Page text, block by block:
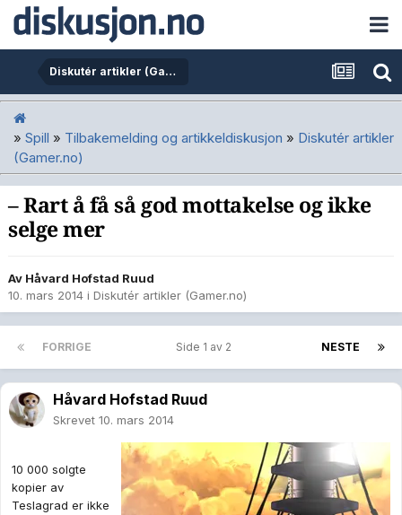
Diskutér artikler (Gamer.no)
» Spill » Tilbakemelding og artikkeldiskusjon » Diskutér artikler
(Gamer.no)
– Rart å få så god mottakelse og ikke
selge mer
Av Håvard Hofstad Ruud
10. mars 2014 i Diskutér artikler (Gamer.no)
FORRIGE NESTE
Side 1 av 2
Håvard Hofstad Ruud
Skrevet 10. mars 2014
10 000 solgte
kopier av
Teslagrad er ikke